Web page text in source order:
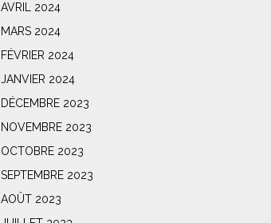
AVRIL 2024
MARS 2024
FÉVRIER 2024
JANVIER 2024
DÉCEMBRE 2023
NOVEMBRE 2023
OCTOBRE 2023
SEPTEMBRE 2023
AOÛT 2023